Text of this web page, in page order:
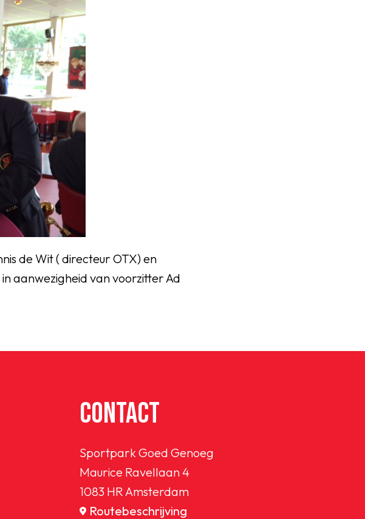
de Wit ( directeur OTX) en
aanwezigheid van voorzitter Ad
CONTACT
Sportpark Goed Genoeg
Maurice Ravellaan 4
1083 HR Amsterdam
Routebeschrijving